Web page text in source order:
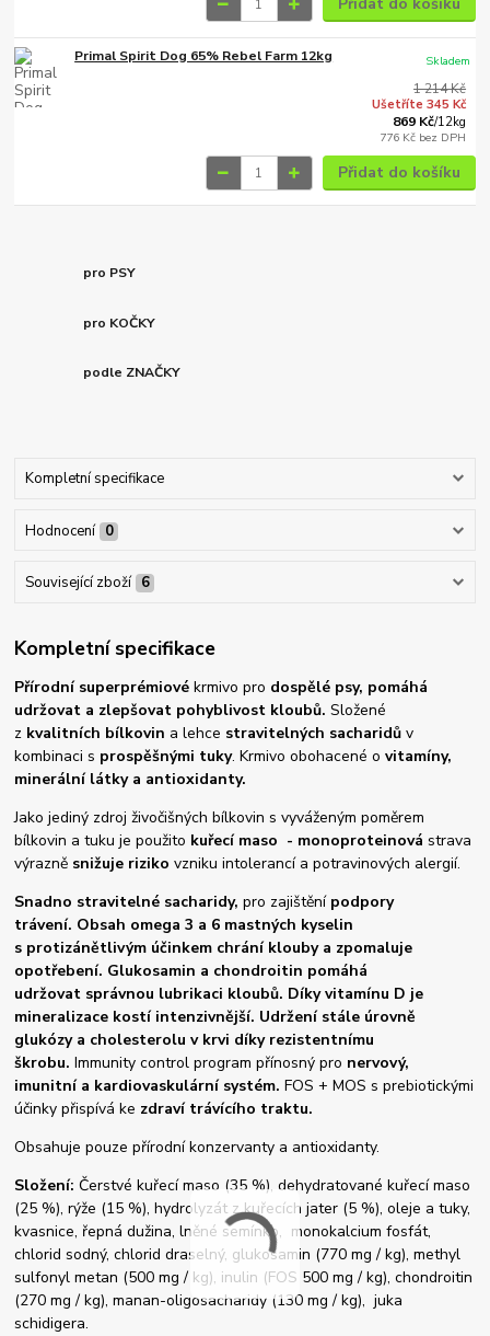
Přidat do košíku
Primal Spirit Dog 65% Rebel Farm 12kg
1 214 Kč
Ušetříte 345 Kč
869 Kč/12kg
776 Kč bez DPH
Skladem
Přidat do košíku
pro PSY
pro KOČKY
podle ZNAČKY
Kompletní specifikace
Hodnocení 0
Související zboží 6
Kompletní specifikace
Přírodní superprémiové krmivo pro dospělé psy, pomáhá
udržovat a zlepšovat pohyblivost kloubů.Složené
z kvalitních bílkovin a lehce stravitelných sacharidův
kombinaci s prospěšnými tuky. Krmivo obohacené ovitamíny,
minerální látky a antioxidanty.
Jako jediný zdroj živočišných bílkovin s vyváženým poměrem
bílkovin a tuku je použito kuřecí maso - monoproteinovástrava
výrazně snižuje riziko vzniku intolerancí a potravinových alergií.
Snadno stravitelné sacharidy, pro zajištění podpory
trávení. Obsah omega 3 a 6 mastných kyselin
s protizánětlivým účinkem chrání klouby a zpomaluje
opotřebení. Glukosamin a chondroitin pomáhá
udržovat správnou lubrikaci kloubů. Díky vitamínu D je
mineralizace kostí intenzivnější. Udržení stále úrovně
glukózy a cholesterolu v krvi díky rezistentnímu
škrobu.Immunity control program přínosný pro nervový,
imunitní a kardiovaskulární systém. FOS + MOS s prebiotickými
účinky přispívá ke zdraví trávícího traktu.
Obsahuje pouze přírodní konzervanty a antioxidanty.
Složení: Čerstvé kuřecí maso (35 %), dehydratované kuřecí maso
(25 %), rýže (15 %), hydrolyzát z kuřecích jater (5 %), oleje a tuky,
kvasnice, řepná dužina, lněné semínko, monokalcium fosfát,
chlorid sodný, chlorid draselný, glukosamin (770 mg / kg), methyl
sulfonyl metan (500 mg / kg), inulin (FOS 500 mg / kg), chondroitin
(270 mg / kg), manan-oligosacharidy (130 mg / kg), juka
schidigera.